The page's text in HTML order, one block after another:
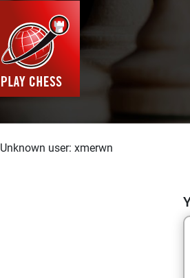
Unknown user: xmerwn